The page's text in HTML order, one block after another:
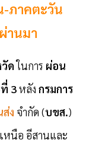
-ภาคตะวัน
านมา
ดในการ ผ่อน
3หลัง กรมการ
ง จำกัด (บขส.)
หนือ อีสานและ